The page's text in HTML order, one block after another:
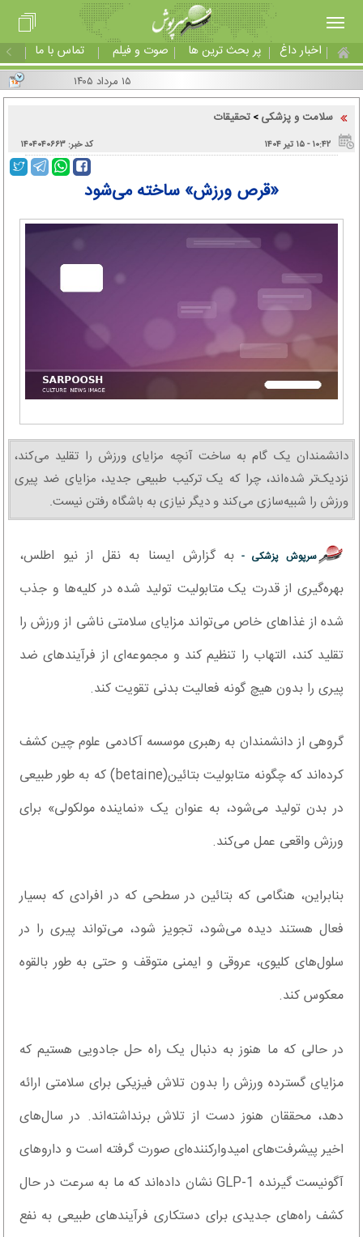
اخبار داغ پر بحث ترین ها صوت و فیلم تماس با ما
سلامت و پزشکی > تحقیقات
۱۰:۴۲ - ۱۵ تير ۱۴۰۴ کد خبر: ۱۴۰۴۰۴۰۶۶۳
«قرص ورزش» ساخته می‌شود
دانشمندان یک گام به ساخت آنچه مزایای ورزش را تقلید می‌کند،
نزدیک‌تر شده‌اند، چرا که یک ترکیب طبیعی جدید، مزایای ضد پیری
ورزش را شبیه‌سازی می‌کند و دیگر نیازی به باشگاه رفتن نیست.
سرپوش پزشکی - به گزارش ایسنا به نقل از نیو اطلس،
بهره‌گیری از قدرت یک متابولیت تولید شده در کلیه‌ها و جذب
شده از غذاهای خاص می‌تواند مزایای سلامتی ناشی از ورزش را
تقلید کند، التهاب را تنظیم کند و مجموعه‌ای از فرآیندهای ضد
پیری را بدون هیچ گونه فعالیت بدنی تقویت کند.
گروهی از دانشمندان به رهبری موسسه آکادمی علوم چین کشف
کرده‌اند که چگونه متابولیت بتائین(betaine) که به طور طبیعی
در بدن تولید می‌شود، به عنوان یک «نماینده مولکولی» برای
ورزش واقعی عمل می‌کند.
بنابراین، هنگامی که بتائین در سطحی که در افرادی که بسیار
فعال هستند دیده می‌شود، تجویز شود، می‌تواند پیری را در
سلول‌های کلیوی، عروقی و ایمنی متوقف و حتی به طور بالقوه
معکوس کند.
در حالی که ما هنوز به دنبال یک راه حل جادویی هستیم که
مزایای گسترده ورزش را بدون تلاش فیزیکی برای سلامتی ارائه
دهد، محققان هنوز دست از تلاش برنداشته‌اند. در سال‌های
اخیر پیشرفت‌های امیدوارکننده‌ای صورت گرفته است و داروهای
آگونیست گیرنده GLP-1 نشان داده‌اند که ما به سرعت در حال
کشف راه‌های جدیدی برای دستکاری فرآیندهای طبیعی به نفع